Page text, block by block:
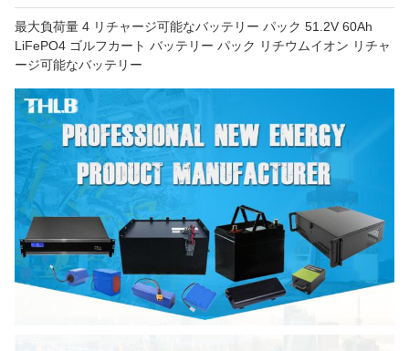
最大負荷量 4 リチャージ可能なバッテリー パック 51.2V 60Ah
LiFePO4 ゴルフカート バッテリー パック リチウムイオン リチャ
ージ可能なバッテリー